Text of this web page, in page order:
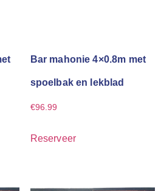
Bar mahonie 4×0.8m met
spoelbak en lekblad
€96.99
Reserveer